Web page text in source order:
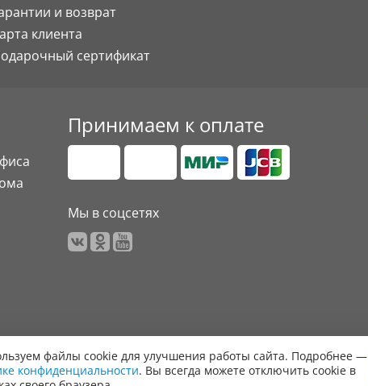
и возврат
клиента
сертификат
Принимаем к оплате
Мы в соцсетях
файлы cookie для улучшения работы сайта. Подробнее —
конфиденциальности. Вы всегда можете отключить cookie в